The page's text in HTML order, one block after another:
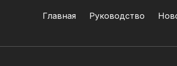
Главная Руководство